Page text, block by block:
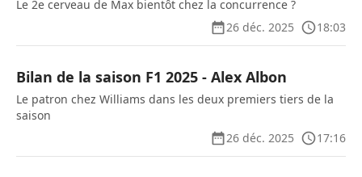
Le 2e cerveau de Max bientôt chez la concurrence ?
26 déc. 2025
18:03
Bilan de la saison F1 2025 - Alex Albon
Le patron chez Williams dans les deux premiers tiers de la
saison
26 déc. 2025
17:16